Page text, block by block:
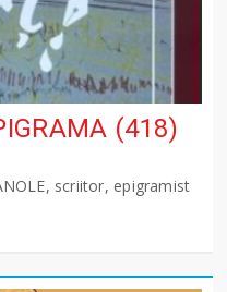
(418)
scriitor, epigramist